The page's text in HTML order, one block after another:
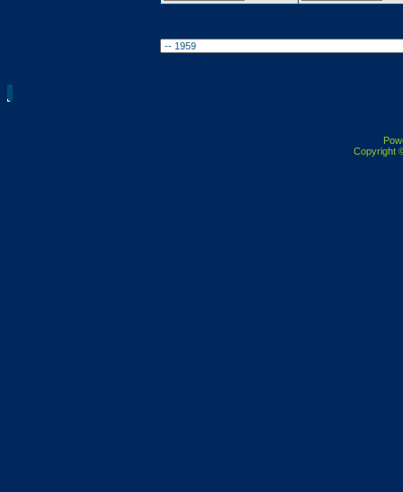
Copyright